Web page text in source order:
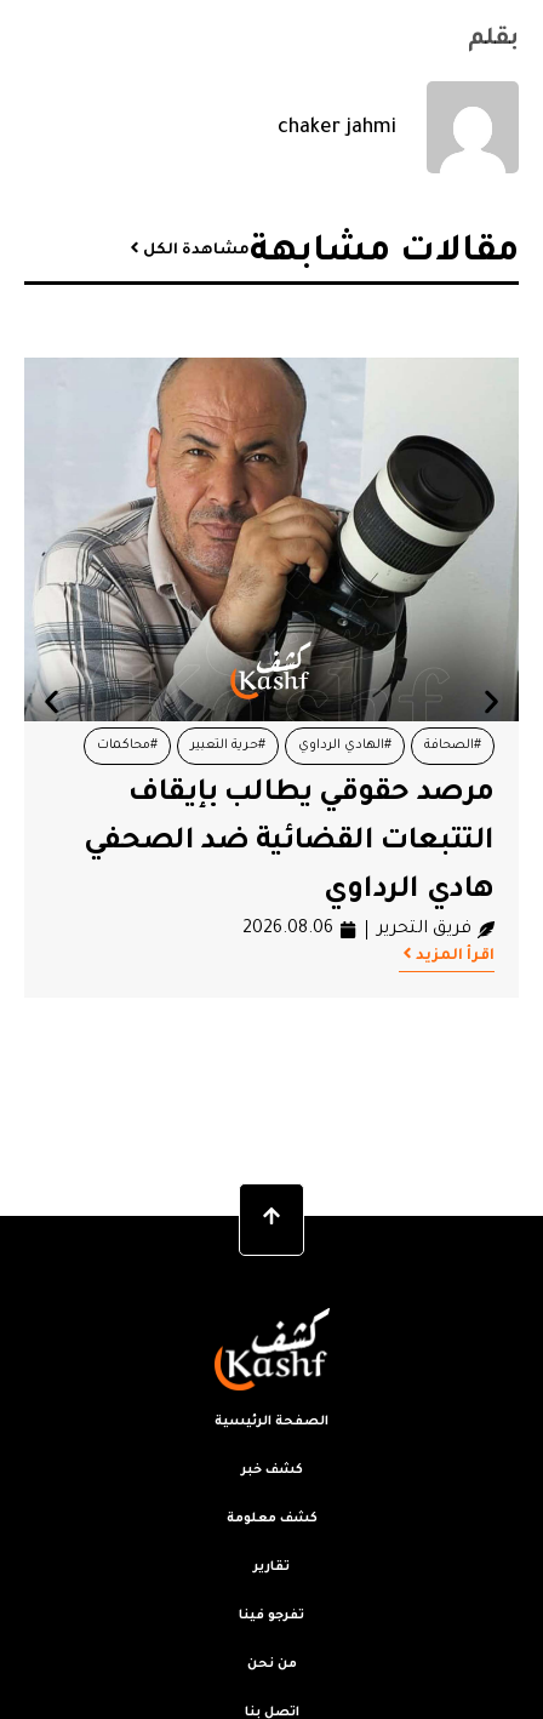
بقلم
chaker jahmi
مقالات مشابهة​مشاهدة الكل
#الصحافة #الهادي الرداوي #حرية التعبير #محاكمات
#مرصد الحرية لتونس
مرصد حقوقي يطالب بإيقاف
التتبعات القضائية ضد الصحفي
هادي الرداوي
فريق التحرير 2026.08.06
اقرأ المزيد
الصفحة الرئيسية
كشف خبر
كشف معلومة
تقارير
تفرجو فينا
من نحن
اتصل بنا